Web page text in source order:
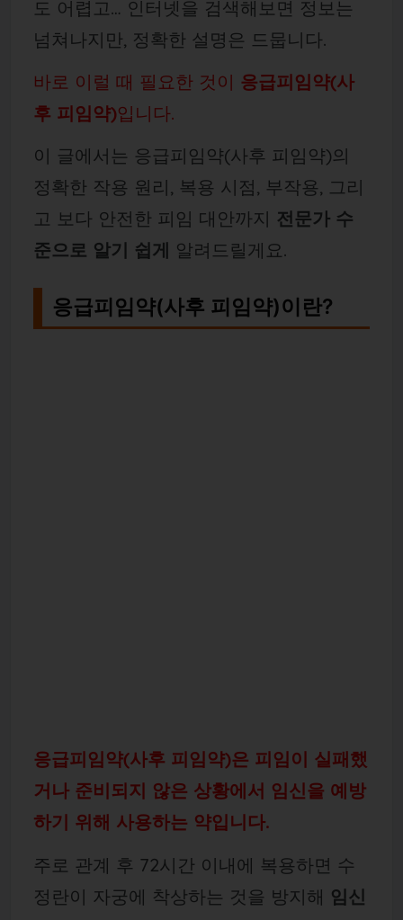
도 어렵고… 인터넷을 검색해보면 정보는
넘쳐나지만, 정확한 설명은 드뭅니다.
바로 이럴 때 필요한 것이 응급피임약(사
후 피임약)입니다.
이 글에서는 응급피임약(사후 피임약)의
정확한 작용 원리, 복용 시점, 부작용, 그리
고 보다 안전한 피임 대안까지 전문가 수
준으로 알기 쉽게 알려드릴게요.
응급피임약(사후 피임약)이란?
응급피임약(사후 피임약)은 피임이 실패했
거나 준비되지 않은 상황에서 임신을 예방
하기 위해 사용하는 약입니다.
주로 관계 후 72시간 이내에 복용하면 수
정란이 자궁에 착상하는 것을 방지해 임신